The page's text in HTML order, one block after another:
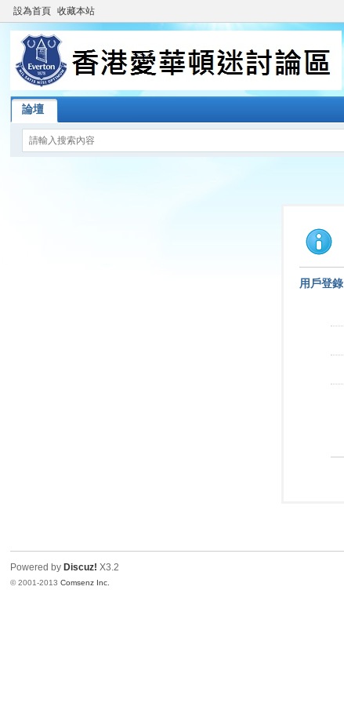
設為首頁 收藏本站
論壇
用戶登錄
Powered by Discuz! X3.2
© 2001-2013Comsenz Inc.